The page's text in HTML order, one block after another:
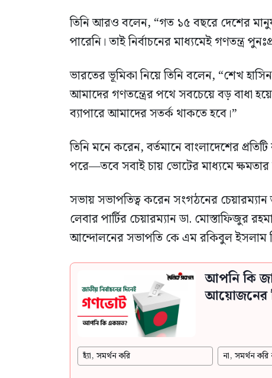
তিনি আরও বলেন, “গত ১৫ বছরে দেশের মানুষ
পারেনি। তাই নির্বাচনের মাধ্যমেই গণতন্ত্র
ভারতের ভূমিকা নিয়ে তিনি বলেন, “শেখ
আমাদের গণতন্ত্রের পথে সবচেয়ে বড় বাধা
ব্যাপারে আমাদের সতর্ক থাকতে হবে।”
তিনি মনে করেন, বর্তমানে বাংলাদেশের
পরে—তবে সবাই চায় ভোটের মাধ্যমে
সভায় সভাপতিত্ব করেন সংগঠনের
লেবার পার্টির চেয়ারম্যান ডা. মোস্তাফিজুর
আন্দোলনের সভাপতি কে এম রকিবুল ইসলাম
আপনি কি
আয়োজনের
হ্যাঁ, সমর্থন করি না, সমর্থন করি